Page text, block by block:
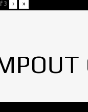
3 › »